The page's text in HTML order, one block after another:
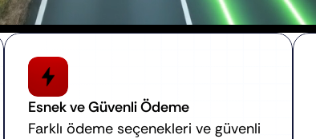
Esnek ve Güvenli Ödeme
Farklı ödeme seçenekleri ve güvenli